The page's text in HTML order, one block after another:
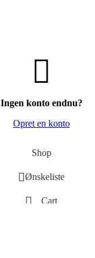
Ingen konto endnu?
Opret en konto
Shop
Ønskeliste
Cart